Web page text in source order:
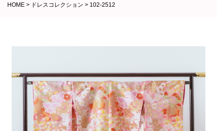
HOME > ドレスコレクション > 102-2512